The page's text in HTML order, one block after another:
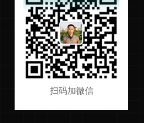
扫码加微信